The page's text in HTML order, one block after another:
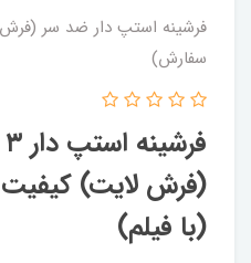
سفارش)
(با فیلم)